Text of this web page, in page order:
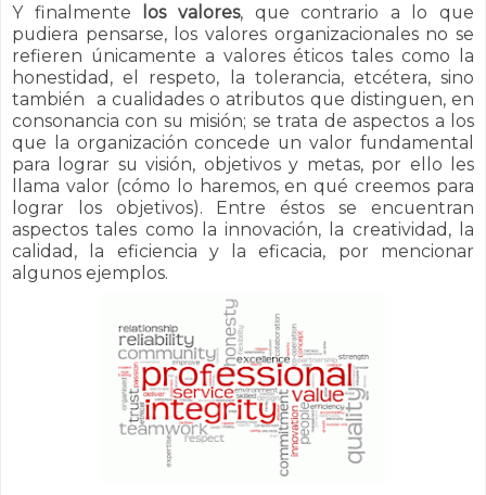
Y finalmente los valores, que contrario a lo que
pudiera pensarse, los valores organizacionales no se
refieren únicamente a valores éticos tales como la
honestidad, el respeto, la tolerancia, etcétera, sino
también a cualidades o atributos que distinguen, en
consonancia con su misión; se trata de aspectos a los
que la organización concede un valor fundamental
para lograr su visión, objetivos y metas, por ello les
llama valor (cómo lo haremos, en qué creemos para
lograr los objetivos). Entre éstos se encuentran
aspectos tales como la innovación, la creatividad, la
calidad, la eficiencia y la eficacia, por mencionar
algunos ejemplos.